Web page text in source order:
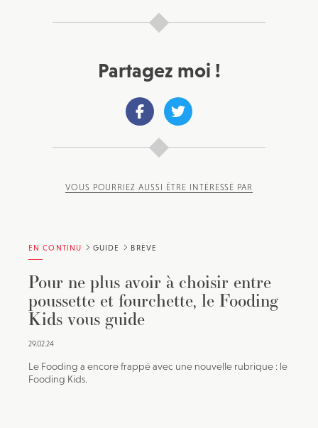
Partagez moi !
VOUS POURRIEZ AUSSI ÊTRE INTÉRESSÉ PAR
EN CONTINU GUIDE BRÈVE
Pour ne plus avoir à choisir entre
poussette et fourchette, le Fooding
Kids vous guide
29.02.24
Le Fooding a encore frappé avec une nouvelle rubrique : le
Fooding Kids.